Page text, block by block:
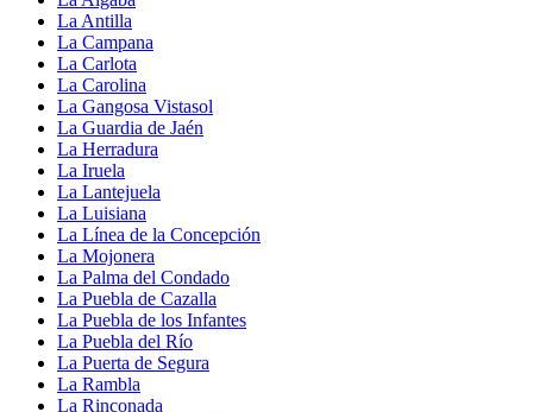
La Antilla
La Campana
La Carlota
La Carolina
La Gangosa Vistasol
La Guardia de Jaén
La Herradura
La Iruela
La Lantejuela
La Luisiana
La Línea de la Concepción
La Mojonera
La Palma del Condado
La Puebla de Cazalla
La Puebla de los Infantes
La Puebla del Río
La Puerta de Segura
La Rambla
La Rinconada